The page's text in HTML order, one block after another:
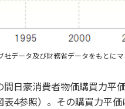
社データ及び財務省データをもとに
間日豪消費者物価購買力平
4参照）。その購買力平